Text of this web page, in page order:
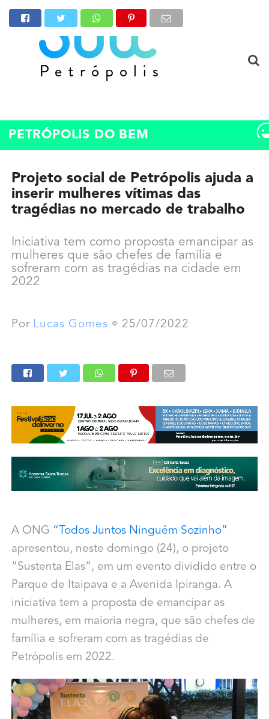
PETRÓPOLIS DO BEM
Projeto social de Petrópolis ajuda a
inserir mulheres vítimas das
tragédias no mercado de trabalho
Iniciativa tem como proposta emancipar as
mulheres que são chefes de família e
sofreram com as tragédias na cidade em
2022
Por Lucas Gomes 25/07/2022
A ONG “Todos Juntos Ninguém Sozinho”
apresentou, neste domingo (24), o projeto
“Sustenta Elas”, em um evento dividido entre o
Parque de Itaipava e a Avenida Ipiranga. A
iniciativa tem a proposta de emancipar as
mulheres, em maioria negra, que são chefes de
família e sofreram com as tragédias de
Petrópolis em 2022.